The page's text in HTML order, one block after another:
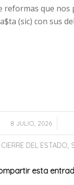
reformas que
(sic) con sus
8 JULIO, 2026
CIERRE DEL ESTADO,
esta